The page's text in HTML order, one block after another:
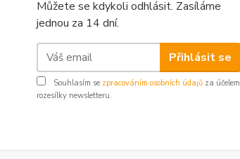
Můžete se kdykoli odhlásit. Zasíláme
jednou za 14 dní.
Přihlásit se
Souhlasím se zpracováním osobních údajů za účelem
rozesílky newsletteru.